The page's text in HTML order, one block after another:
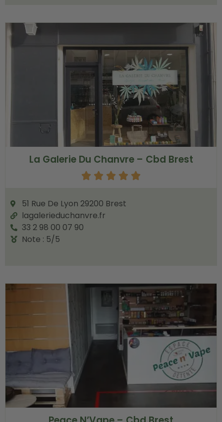
La Galerie Du Chanvre – Cbd Brest
    
51 Rue De Lyon 29200 Brest
lagalerieduchanvre.fr
33 2 98 00 07 90
Note : 5/5